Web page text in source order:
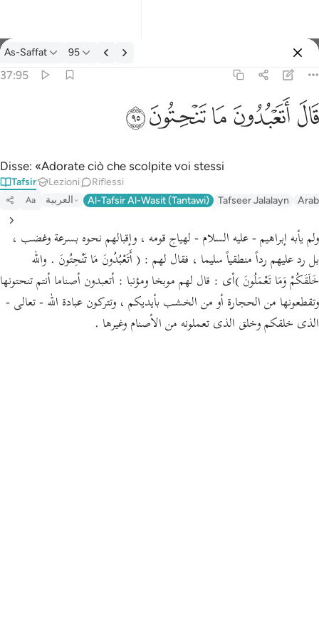
Tafsir: As-Saffat 37:95
As-Saffat 95
37:95
ﲟﲠﲡﲢﲣ
Disse: «Adorate ciò che scolpite voi stessi
Tafsir Lezioni Riflessi
Aa العربية Al-Tafsir Al-Wasit (Tantawi) Tafseer Jalalayn
ولم يأبه إبراهيم - عليه السلام - لهياج قومه ، وإقبالهم نحوه بسرعة وغضب ،
بل رد عليهم رداً منطقياً سليما ، فقال لهم : ( أَتَعْبُدُونَ مَا تَنْحِتُونَ . والله
خَلَقَكُمْ وَمَا تَعْمَلُونَ )أى : قال لهم موبخا ومؤنبا : أتعبدون أصناما أنتم تنحتونها
وتقطعونها من الحجارة أو من الخشب بأيديكم ، وتتركون عبادة الله - تعالى -
الذى خلقكم وخلق الذى تعملونه من الأصنام وغيرها .